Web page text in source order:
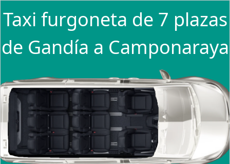
Taxi furgoneta de 7 plazas
de Gandía a Camponaraya